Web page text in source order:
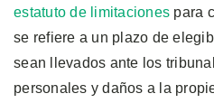
estatuto de limitaciones para
se refiere a un plazo de
sean llevados ante los
personales y daños a la